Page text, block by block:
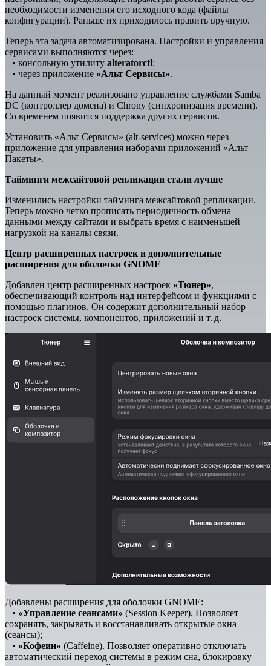
необходимости изменения его исходного кода (файлы
конфигурации). Раньше их приходилось править вручную.
Теперь эта задача автоматизирована. Настройки и управления
сервисами выполняются через:
• консольную утилиту alteratorctl;
• через приложение «Альт Сервисы».
На данный момент реализовано управление службами Samba
DC (контроллер домена) и Chrony (синхронизация времени).
Со временем появится поддержка других сервисов.
Установить «Альт Сервисы» (alt-services) можно через
приложение для управления наборами приложений «Альт
Пакеты».
Тайминги межсайтовой репликации стали лучше
Изменились настройки тайминга межсайтовой репликации.
Теперь можно четко прописать периодичность обмена
данными между сайтами и выбрать время с наименьшей
нагрузкой на каналы связи.
Центр расширенных настроек и дополнительные
расширения для оболочки GNOME
Добавлен центр расширенных настроек «Тюнер»,
обеспечивающий контроль над интерфейсом и функциями с
помощью плагинов. Он содержит дополнительный набор
настроек системы, компонентов, приложений и т. д.
Добавлены расширения для оболочки GNOME:
• «Управление сеансами» (Session Keeper). Позволяет
сохранять, закрывать и восстанавливать открытые окна
(сеансы);
• «Кофеин» (Caffeine). Позволяет оперативно отключать
автоматический переход системы в режим сна, блокировку